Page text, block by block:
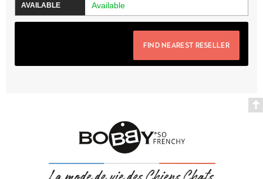
Available
FIND NEAREST RESELLER